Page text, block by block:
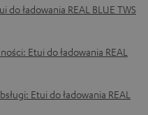
do ładowania REAL BLUE TWS
Etui do ładowania REAL
Etui do ładowania REAL